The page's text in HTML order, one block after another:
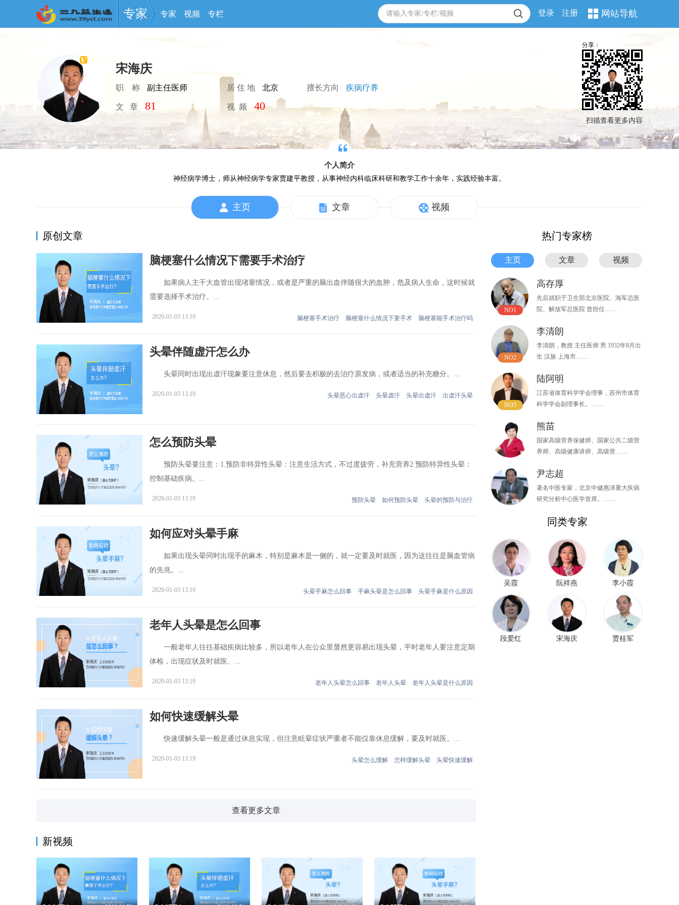
专家 专家 视频 专栏 网站导航
登录 注册
宋海庆
分享：
扫描查看更多内容
职    称 副主任医师 居 住 地 北京 擅长方向 疾病疗养
文   章 81 视  频 40
个人简介
神经病学博士，师从神经病学专家贾建平教授，从事神经内科临床科研和教学工作十余年，实践经验丰富。
主页 文章 视频
原创文章
脑梗塞什么情况下需要手术治疗
如果病人主干大血管出现堵塞情况，或者是严重的脑出血伴随很大的血肿，危及病人生命，这时候就
需要选择手术治疗。...
脑梗塞手术治疗 脑梗塞什么情况下要手术 脑梗塞能手术治疗吗
2020-01-03 13:19
头晕伴随虚汗怎么办
头晕同时出现出虚汗现象要注意休息，然后要去积极的去治疗原发病，或者适当的补充糖分。...
头晕恶心出虚汗 头晕虚汗 头晕出虚汗 出虚汗头晕
2020-01-03 13:19
怎么预防头晕
预防头晕要注意：1.预防非特异性头晕：注意生活方式，不过度疲劳，补充营养2.预防特异性头晕：
控制基础疾病。...
预防头晕 如何预防头晕 头晕的预防与治疗
2020-01-03 13:19
如何应对头晕手麻
如果出现头晕同时出现手的麻木，特别是麻木是一侧的，就一定要及时就医，因为这往往是脑血管病
的先兆。...
头晕手麻怎么回事 手麻头晕是怎么回事 头晕手麻是什么原因
2020-01-03 13:19
老年人头晕是怎么回事
一般老年人往往基础疾病比较多，所以老年人在公众里显然更容易出现头晕，平时老年人要注意定期
体检，出现症状及时就医。...
老年人头晕怎么回事 老年人头晕 老年人头晕是什么原因
2020-01-03 13:19
如何快速缓解头晕
快速缓解头晕一般是通过休息实现，但注意眩晕症状严重者不能仅靠休息缓解，要及时就医。...
头晕怎么缓解 怎样缓解头晕 头晕快速缓解
2020-01-03 13:19
查看更多文章
新视频
热门专家榜
主页 文章 视频
NO1
高存厚
先后就职于卫生部北京医院、海军总医
院、解放军总医院 曾担任……
NO2
李清朗
李清朗，教授 主任医师 男 1932年8月出
生 汉族 上海市……
NO3
陆阿明
江苏省体育科学学会理事，苏州市体育
科学学会副理事长。……
熊苗
国家高级营养保健师、国家公共二级营
养师、高级健康讲师、高级营……
尹志超
著名中医专家，北京中健惠泽重大疾病
研究分析中心医学首席。……
同类专家
吴霞 阮祥燕 李小霞
段爱红 宋海庆 贾桂军